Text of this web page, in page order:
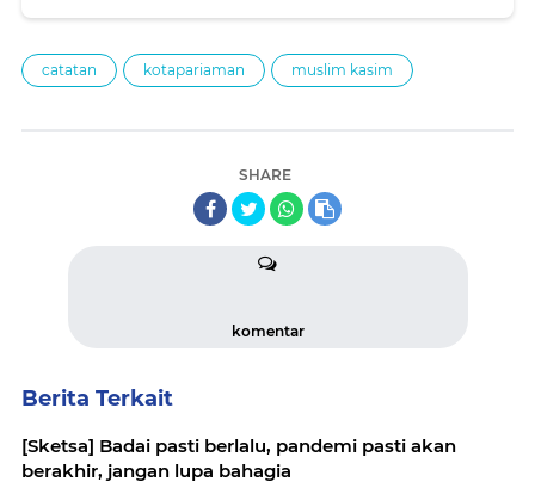
catatan kotapariaman muslim kasim
SHARE
komentar
Berita Terkait
[Sketsa] Badai pasti berlalu, pandemi pasti akan
berakhir, jangan lupa bahagia